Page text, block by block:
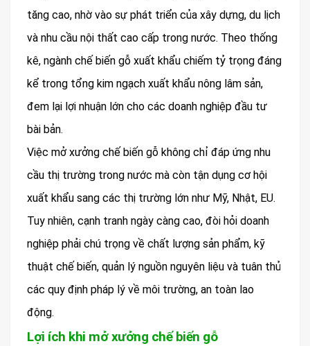
tăng cao, nhờ vào sự phát triển của xây dựng, du lịch
và nhu cầu nội thất cao cấp trong nước. Theo thống
kê, ngành chế biến gỗ xuất khẩu chiếm tỷ trọng đáng
kể trong tổng kim ngạch xuất khẩu nông lâm sản,
đem lại lợi nhuận lớn cho các doanh nghiệp đầu tư
bài bản.
Việc mở xưởng chế biến gỗ không chỉ đáp ứng nhu
cầu thị trường trong nước mà còn tận dụng cơ hội
xuất khẩu sang các thị trường lớn như Mỹ, Nhật, EU.
Tuy nhiên, cạnh tranh ngày càng cao, đòi hỏi doanh
nghiệp phải chú trọng về chất lượng sản phẩm, kỹ
thuật chế biến, quản lý nguồn nguyên liệu và tuân thủ
các quy định pháp lý về môi trường, an toàn lao
động.
Lợi ích khi mở xưởng chế biến gỗ